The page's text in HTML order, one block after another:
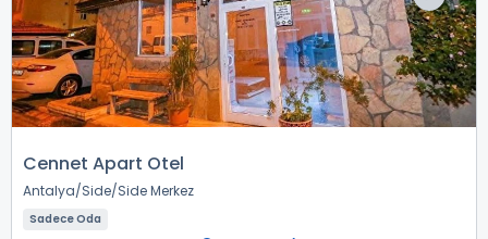
Cennet Apart Otel
Antalya Side Side Merkez
Sadece Oda